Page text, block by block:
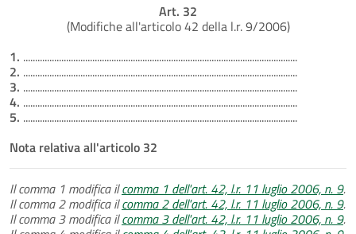
Art. 32
(Modifiche all'articolo 42 della l.r. 9/2006)
1. ...................................................................................................................
2. ...................................................................................................................
3. ...................................................................................................................
4. ...................................................................................................................
5. ...................................................................................................................
Nota relativa all'articolo 32
Il comma 1 modifica ilcomma 1 dell'art. 42, l.r. 11 luglio 2006, n. 9.
Il comma 2 modifica ilcomma 2 dell'art. 42, l.r. 11 luglio 2006, n. 9.
Il comma 3 modifica ilcomma 3 dell'art. 42, l.r. 11 luglio 2006, n. 9.